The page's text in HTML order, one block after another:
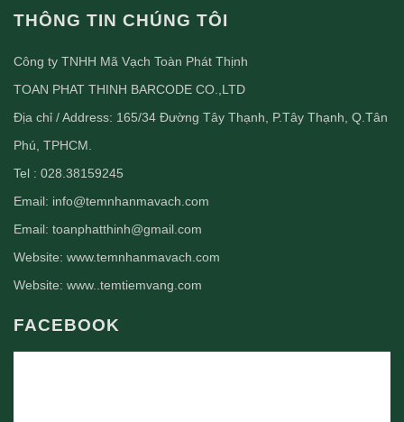
THÔNG TIN CHÚNG TÔI
Công ty TNHH Mã Vạch Toàn Phát Thịnh
TOAN PHAT THINH BARCODE CO.,LTD
Địa chỉ / Address: 165/34 Đường Tây Thạnh, P.Tây Thạnh, Q.Tân
Phú, TPHCM.
Tel : 028.38159245
Email: info@temnhanmavach.com
Email: toanphatthinh@gmail.com
Website: www.temnhanmavach.com
Website: www..temtiemvang.com
FACEBOOK